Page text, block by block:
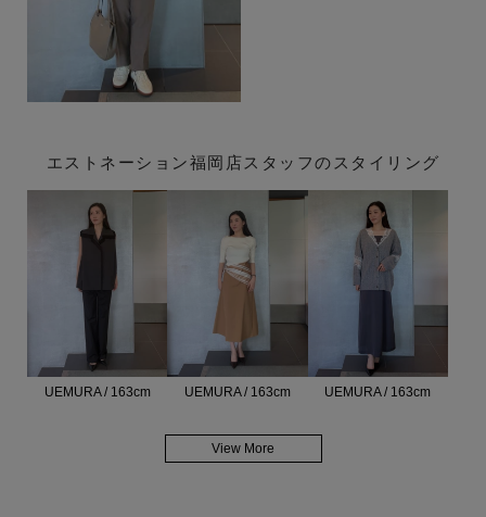
エストネーション福岡店スタッフのスタイリング
UEMURA / 163cm UEMURA / 163cm UEMURA / 163cm
View More